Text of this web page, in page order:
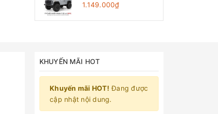
BIỂN + STICKER]
1.149.000₫
KHUYẾN MÃI HOT
Khuyến mãi HOT! Đang được
cập nhật nội dung.